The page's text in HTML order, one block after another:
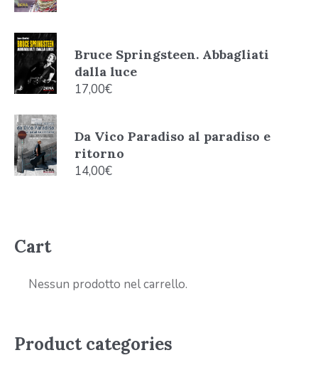
Bruce Springsteen. Abbagliati
dalla luce
17,00€
Da Vico Paradiso al paradiso e
ritorno
14,00€
Cart
Nessun prodotto nel carrello.
Product categories